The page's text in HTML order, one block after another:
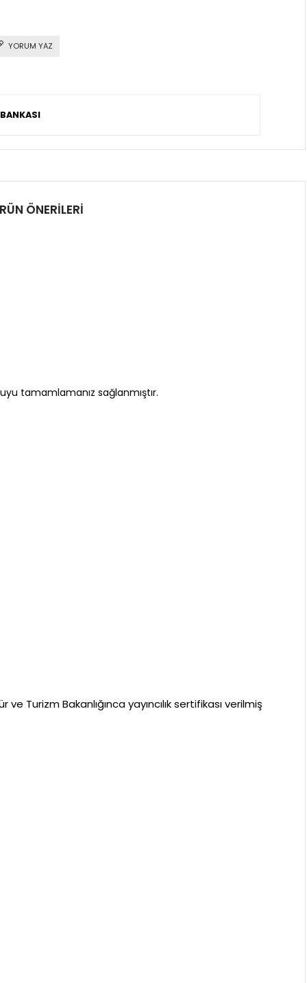
YORUM YAZ
ÖNERILERI
tamamlamanız sağlanmıştır.
Turizm Bakanlığınca yayıncılık sertifikası verilmiş